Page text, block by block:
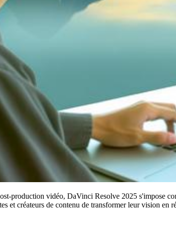
production vidéo, DaVinci Resolve 2025 s'impose
et créateurs de contenu de transformer leur vision en